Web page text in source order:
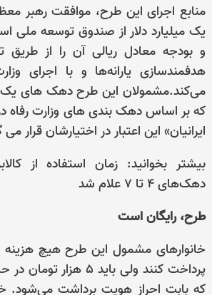
منابع اجرای این طرح، موافقت رهبر
یک میلیارد دلار از صندوق توسعه ملی
و بودجه معادل ریالی آن را از
هدفمندسازی یارانه‌ها و با اجرای
که بر اساس دهک بندی های وزارت رفاه
ایرانیان» این اعتبار در اختیارشان قرار می
بیشتر بخوانید: زمان استفاده از
دهک‌های ۴ تا ۷ علام شد
طرح، رایگان است
خانوارهای مشمول این طرح هیچ هزینه
پرداخت کنند ولی باید ۵
که بابت احراز هویت برداشت می‌شود.